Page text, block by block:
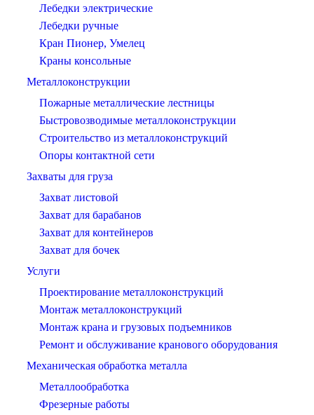
Лебедки электрические
Лебедки ручные
Кран Пионер, Умелец
Краны консольные
Металлоконструкции
Пожарные металлические лестницы
Быстровозводимые металлоконструкции
Строительство из металлоконструкций
Опоры контактной сети
Захваты для груза
Захват листовой
Захват для барабанов
Захват для контейнеров
Захват для бочек
Услуги
Проектирование металлоконструкций
Монтаж металлоконструкций
Монтаж крана и грузовых подъемников
Ремонт и обслуживание кранового оборудования
Механическая обработка металла
Металлообработка
Фрезерные работы